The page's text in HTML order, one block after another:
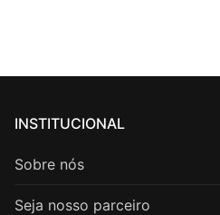
INSTITUCIONAL
Sobre nós
Seja nosso parceiro